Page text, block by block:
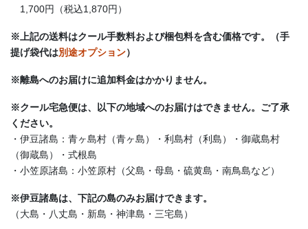
1,700円（税込1,870円）
※上記の送料はクール手数料および梱包料を含む価格です。（手
提げ袋代は別途オプション）
※離島へのお届けに追加料金はかかりません。
※クール宅急便は、以下の地域へのお届けはできません。ご了承
ください。
・伊豆諸島：青ヶ島村（青ヶ島）・利島村（利島）・御蔵島村
（御蔵島）・式根島
・小笠原諸島：小笠原村（父島・母島・硫黄島・南鳥島など）
※伊豆諸島は、下記の島のみお届けできます。
（大島・八丈島・新島・神津島・三宅島）